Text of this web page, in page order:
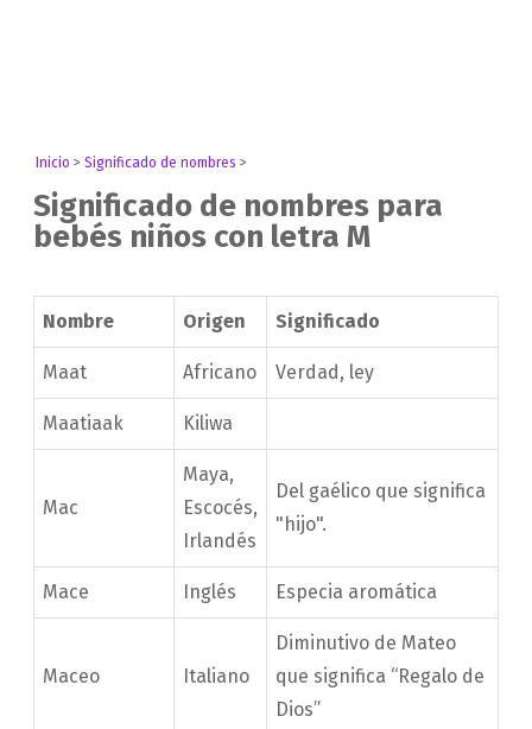
Inicio >Significado de nombres >
Significado de nombres para
bebés niños con letra M
Nombre Origen Significado
Maat Africano Verdad, ley
Maatiaak Kiliwa
Mac
Maya,
Escocés,
Irlandés
Del gaélico que significa
"hijo".
Mace Inglés Especia aromática
Maceo Italiano
Diminutivo de Mateo
que significa “Regalo de
Dios”